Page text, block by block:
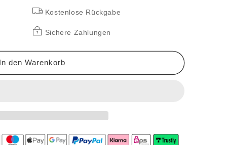
Kostenlose Rückgabe
Sichere Zahlungen
In den Warenkorb